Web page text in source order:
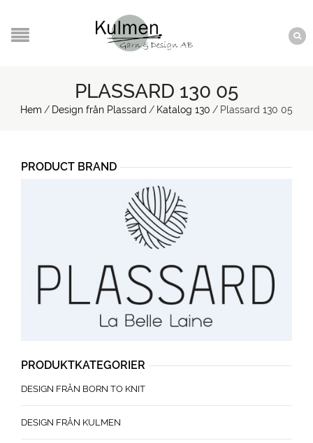
PLASSARD 130 05
Hem / Design från Plassard / Katalog 130 / Plassard 130 05
PRODUCT BRAND
PRODUKTKATEGORIER
DESIGN FRÅN BORN TO KNIT
DESIGN FRÅN KULMEN